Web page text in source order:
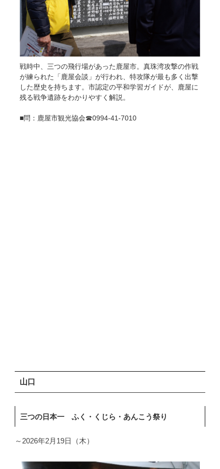
戦時中、三つの飛行場があった鹿屋市。真珠湾攻撃の作戦
が練られた「鹿屋会談」が行われ、特攻隊が最も多く出撃
した歴史を持ちます。市認定の平和学習ガイドが、鹿屋に
残る戦争遺跡をわかりやすく解説。
■問：鹿屋市観光協会☎0994-41-7010
山口
三つの日本一 ふく・くじら・あんこう祭り
～2026年2月19日（木）